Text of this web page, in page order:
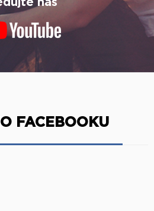
FACEBOOKU